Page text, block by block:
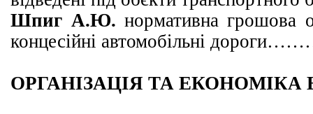
Шпиг А.Ю. нормативна грошова
концесійні автомобільні
ОРГАНІЗАЦІЯ ТА